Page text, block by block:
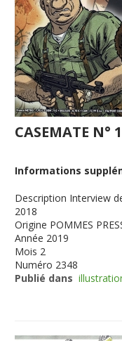
CASEMATE N°
Informations
Description Interview
2018
Origine POMMES
Année 2019
Mois 2
Numéro 2348
Publié dans